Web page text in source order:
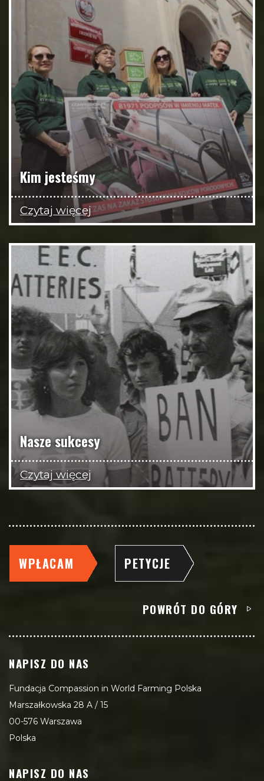
Kim jesteśmy
Czytaj więcej
Nasze sukcesy
Czytaj więcej
WPŁACAM PETYCJE
POWRÓT DO GÓRY
NAPISZ DO NAS
Fundacja Compassion in World Farming Polska
Marszałkowska 28 A / 15
00-576 Warszawa
Polska
NAPISZ DO NAS